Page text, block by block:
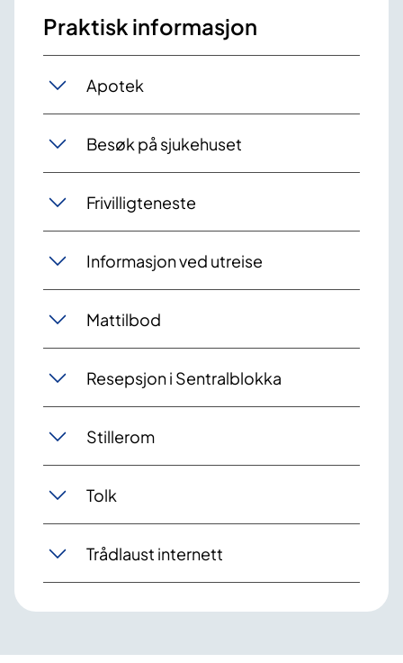
Praktisk informasjon
Apotek
Besøk på sjukehuset
Frivilligteneste
Informasjon ved utreise
Mattilbod
Resepsjon i Sentralblokka
Stillerom
Tolk
Trådlaust internett